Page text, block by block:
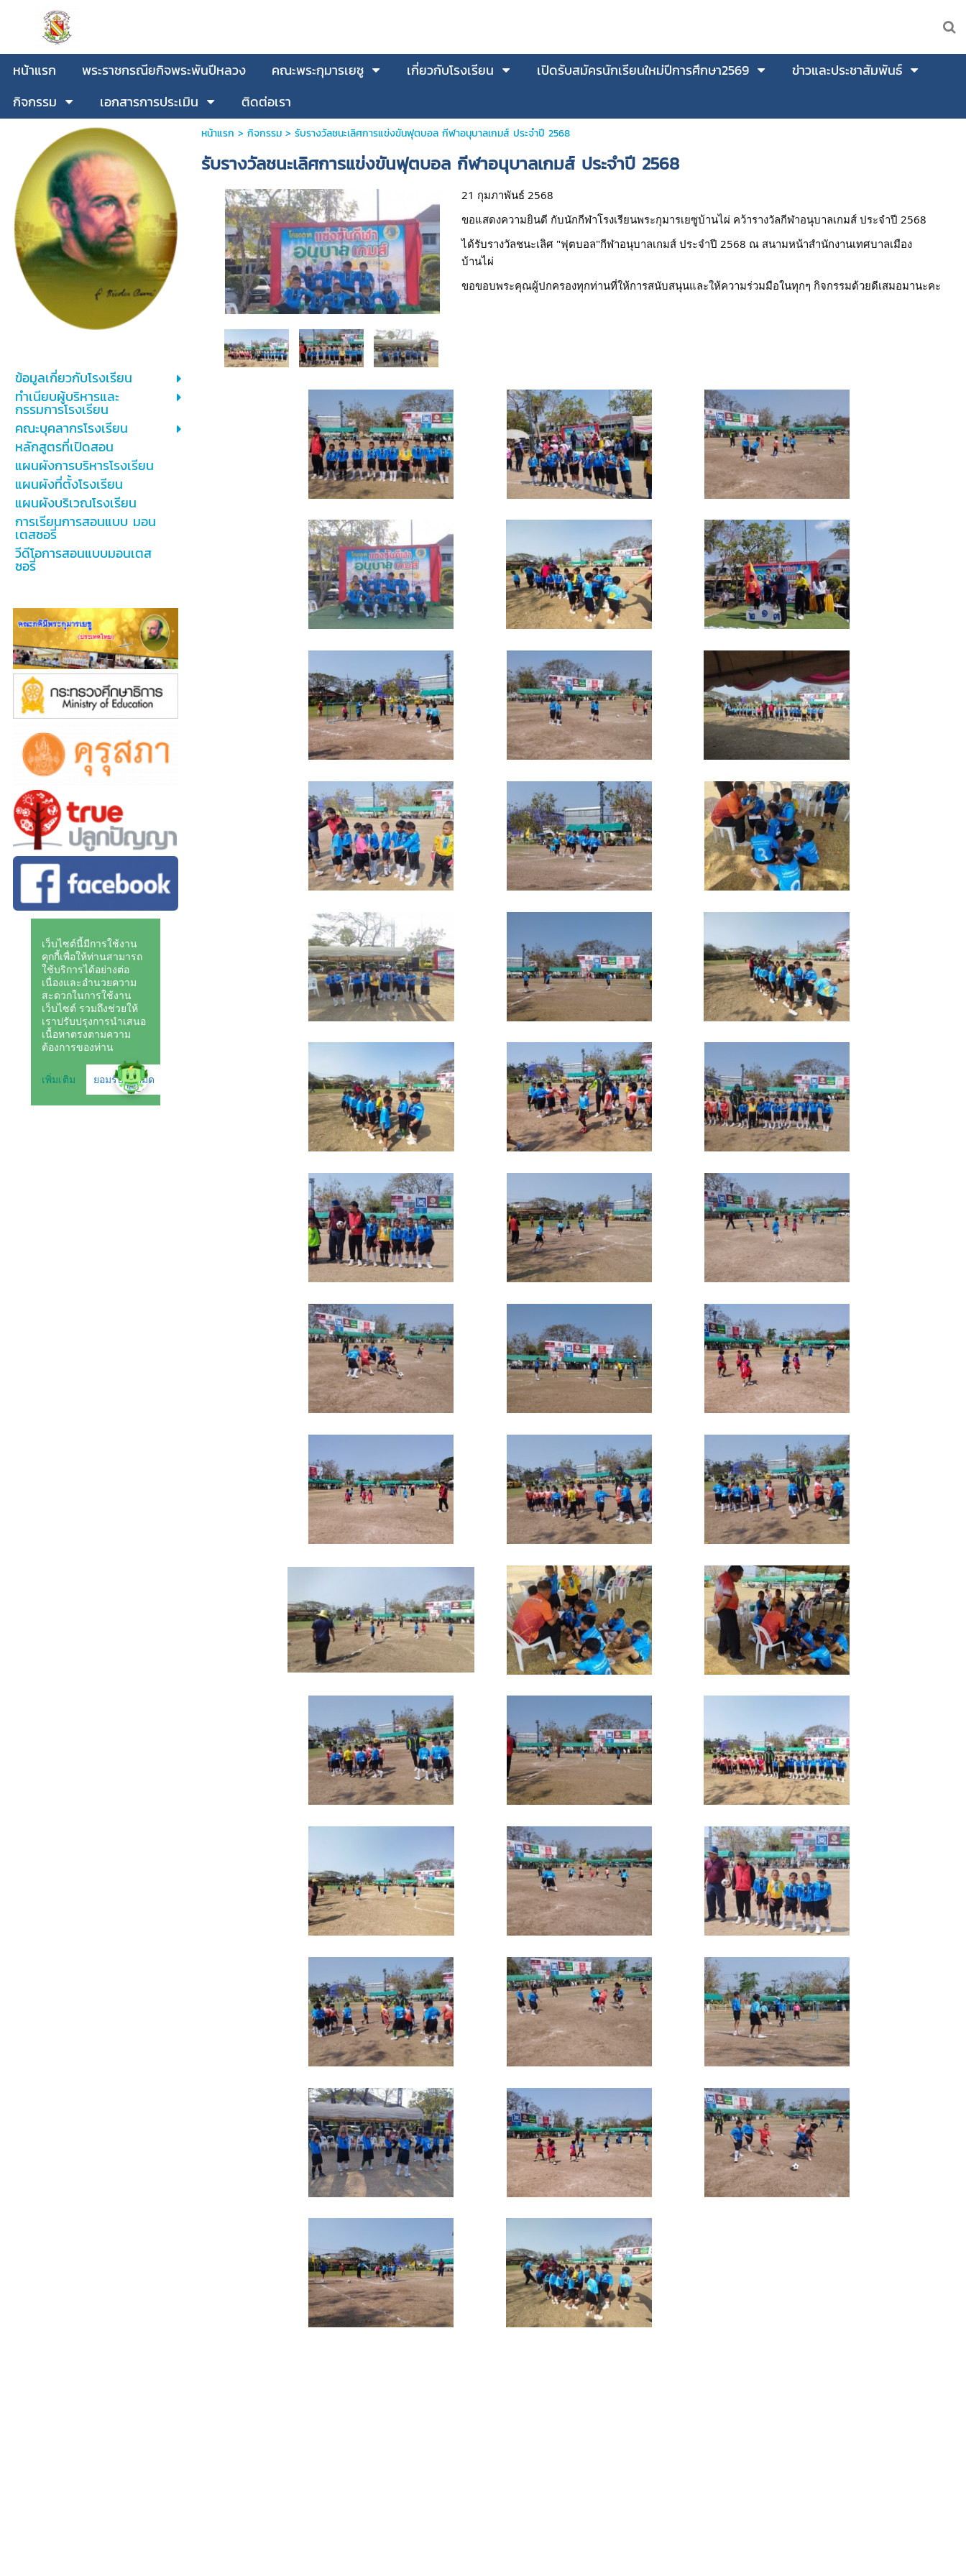
หน้าแรก พระราชกรณียกิจพระพันปีหลวง คณะพระกุมารเยซู เกี่ยวกับโรงเรียน เปิดรับสมัครนักเรียนใหม่ปีการศึกษา2569
ข่าวและประชาสัมพันธ์
กิจกรรม
เอกสารการประเมิน ติดต่อเรา
ข้อมูลเกี่ยวกับโรงเรียน
ทำเนียบผู้บริหารและ
กรรมการโรงเรียน
คณะบุคลากรโรงเรียน
หลักสูตรที่เปิดสอน
แผนผังการบริหารโรงเรียน
แผนผังที่ตั้งโรงเรียน
แผนผังบริเวณโรงเรียน
การเรียนการสอนแบบ มอน
เตสซอรี่
วีดีโอการสอนแบบมอนเตส
ซอรี่
หน้าแรก > กิจกรรม> รับรางวัลชนะเลิศการแข่งขันฟุตบอล กีฬาอนุบาลเกมส์ ประจำปี 2568
รับรางวัลชนะเลิศการแข่งขันฟุตบอล กีฬาอนุบาลเกมส์ ประจำปี 2568
21 กุมภาพันธ์ 2568
ขอแสดงความยินดี กับนักกีฬาโรงเรียนพระกุมารเยซูบ้านไผ่ คว้ารางวัลกีฬาอนุบาลเกมส์ ประจำปี 2568
ได้รับรางวัลชนะเลิศ "ฟุตบอล"กีฬาอนุบาลเกมส์ ประจำปี 2568 ณ สนามหน้าสำนักงานเทศบาลเมือง
บ้านไผ่
ขอขอบพระคุณผู้ปกครองทุกท่านที่ให้การสนับสนุนและให้ความร่วมมือในทุกๆ กิจกรรมด้วยดีเสมอมานะคะ